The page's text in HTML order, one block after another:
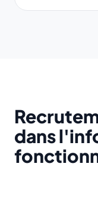
dans